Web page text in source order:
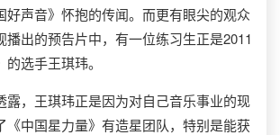
好声音》怀抱的传闻。而更有眼尖的观众
播出的预告片中，有一位练习生正是2011
选手王琪玮。
，王琪玮正是因为对自己音乐事业的现
《中国星力量》有造星团队，特别是能获